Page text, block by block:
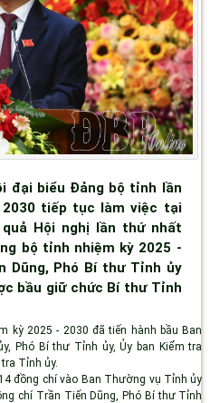
đại biểu Đảng bộ tỉnh lần
2030 tiếp tục làm việc tại
Hội nghị lần thứ nhất
bộ tỉnh nhiệm kỳ 2025 -
Dũng, Phó Bí thư Tỉnh ủy
bầu giữ chức Bí thư Tỉnh
kỳ 2025 - 2030 đã tiến hành bầu Ban
Phó Bí thư Tỉnh ủy, Ủy ban Kiểm tra
Tỉnh ủy.
đồng chí vào Ban Thường vụ Tỉnh ủy
chí Trần Tiến Dũng, Phó Bí thư Tỉnh